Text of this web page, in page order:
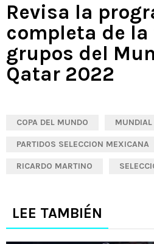
Revisa la
completa de la
grupos del
Qatar 2022
COPA DEL MUNDO MUNDIAL
PARTIDOS SELECCION MEXICANA
RICARDO MARTINO
LEE TAMBIÉN